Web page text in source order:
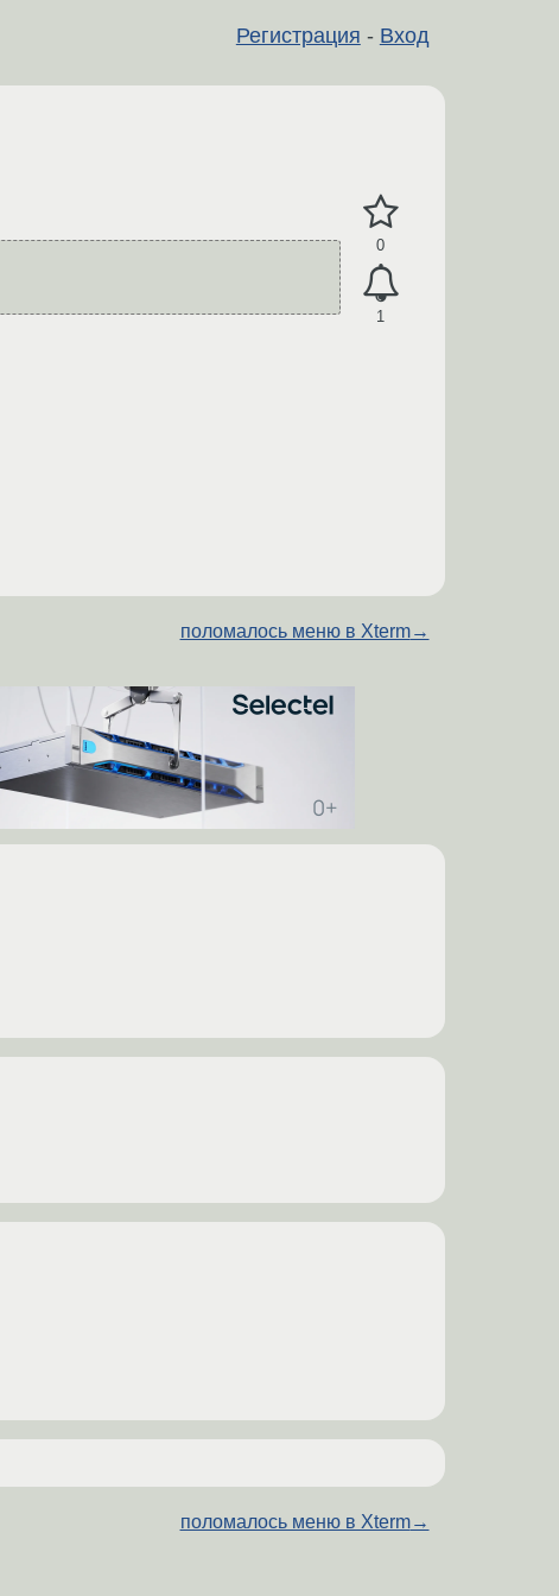
Регистрация - Вход
0
1
поломалось меню в Xterm→
поломалось меню в Xterm→